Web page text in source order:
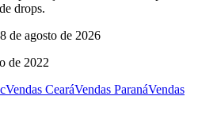
drops.
8 de agosto de 2026
de 2022
Vendas CearáVendas ParanáVendas